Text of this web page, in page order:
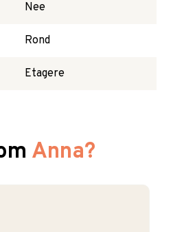
Nee
Rond
Etagere
Anna?